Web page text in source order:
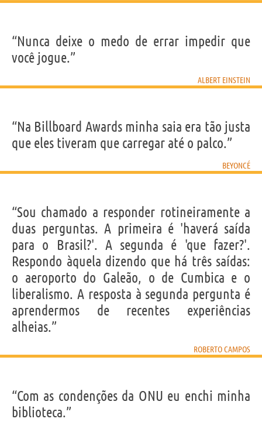
“Nunca deixe o medo de errar impedir que
você jogue.”
ALBERT EINSTEIN
“Na Billboard Awards minha saia era tão justa
que eles tiveram que carregar até o palco.”
BEYONCÉ
“Sou chamado a responder rotineiramente a
duas perguntas. A primeira é 'haverá saída
para o Brasil?'. A segunda é 'que fazer?'.
Respondo àquela dizendo que há três saídas:
o aeroporto do Galeão, o de Cumbica e o
liberalismo. A resposta à segunda pergunta é
aprendermos de recentes experiências
alheias.”
ROBERTO CAMPOS
“Com as condenções da ONU eu enchi minha
biblioteca.”